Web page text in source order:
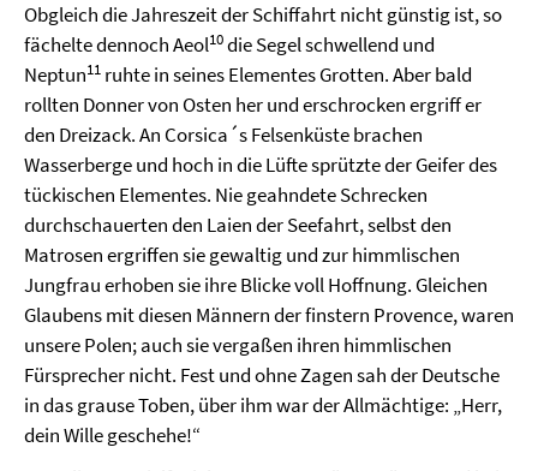
Obgleich die Jahreszeit der Schiffahrt nicht günstig ist, so
fächelte dennoch Aeol10die Segel schwellend und
Neptun11 ruhte in seines Elementes Grotten. Aber bald
rollten Donner von Osten her und erschrocken ergriff er
den Dreizack. An Corsica´s Felsenküste brachen
Wasserberge und hoch in die Lüfte sprützte der Geifer des
tückischen Elementes. Nie geahndete Schrecken
durchschauerten den Laien der Seefahrt, selbst den
Matrosen ergriffen sie gewaltig und zur himmlischen
Jungfrau erhoben sie ihre Blicke voll Hoffnung. Gleichen
Glaubens mit diesen Männern der finstern Provence, waren
unsere Polen; auch sie vergaßen ihren himmlischen
Fürsprecher nicht. Fest und ohne Zagen sah der Deutsche
in das grause Toben, über ihm war der Allmächtige: „Herr,
dein Wille geschehe!“